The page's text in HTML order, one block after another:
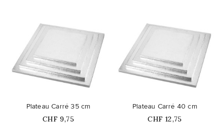
favorite_border
Plateau Carré 35 cm
Prix
CHF 9,75
favorite_border
Plateau Carré 40 cm
Prix
CHF 12,75